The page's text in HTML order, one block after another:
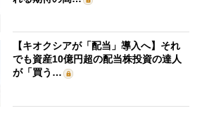
【キオクシアが「配当」導入へ】それ
でも資産10億円超の配当株投資の達人
が「買う…